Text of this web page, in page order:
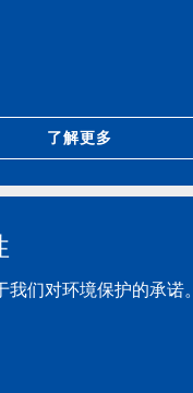
了解更多
我们对环境保护的承诺。